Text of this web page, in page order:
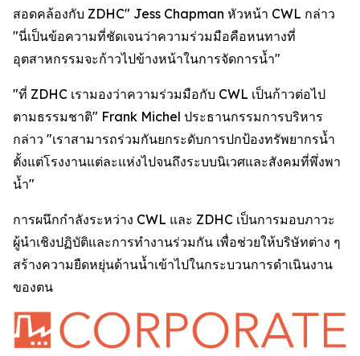
สอดคล้องกับ ZDHC" Jess Chapman หัวหน้า CWL กล่าว
"นี่เป็นข้อความที่ชัดเจนว่าความร่วมมือคือหนทางที่
อุตสาหกรรมจะก้าวไปข้างหน้าในการจัดการน้ำ"
"ที่ ZDHC เรามองว่าความร่วมมือกับ CWL เป็นก้าวต่อไป
ตามธรรมชาติ" Frank Michel ประธานกรรมการบริหาร
กล่าว "เราสามารถร่วมกันยกระดับการปกป้องทรัพยากรน้ำ
ตั้งแต่โรงงานแต่ละแห่งไปจนถึงระบบนิเวศและสังคมที่พึ่งพา
น้ำ"
การผนึกกำลังระหว่าง CWL และ ZDHC เป็นการมอบภาวะ
ผู้นำเชิงปฏิบัติและการทำงานร่วมกัน เพื่อช่วยให้บริษัทต่าง ๆ
สร้างความยืดหยุ่นด้านน้ำเข้าไปในกระบวนการดำเนินงาน
ของตน